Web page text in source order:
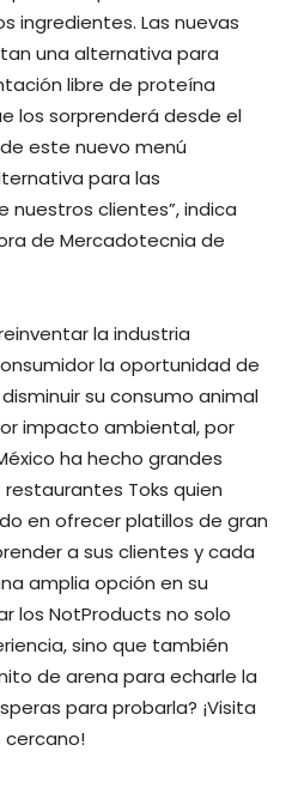
ingredientes. Las nuevas
una alternativa para
libre de proteína
los sorprenderá desde el
este nuevo menú
para las
nuestros clientes”, indica
de Mercadotecnia de
la industria
la oportunidad de
su consumo animal
impacto ambiental, por
ha hecho grandes
Toks quien
en ofrecer platillos de gran
a sus clientes y cada
amplia opción en su
los NotProducts no solo
sino que también
de arena para echarle la
para probarla? ¡Visita
cercano!